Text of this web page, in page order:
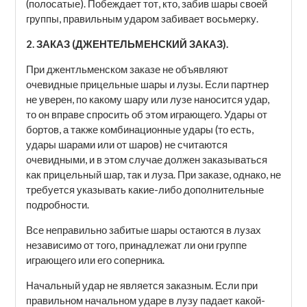
(полосатые). Побеждает тот, кто, забив шары своей
группы, правильным ударом забивает восьмерку.
2. ЗАКАЗ (ДЖЕНТЕЛЬМЕНСКИЙ ЗАКАЗ).
При джентльменском заказе не объявляют
очевидные прицельные шары и лузы. Если партнер
не уверен, по какому шару или лузе наносится удар,
то он вправе спросить об этом играющего. Удары от
бортов, а также комбинационные удары (то есть,
удары шарами или от шаров) не считаются
очевидными, и в этом случае должен заказываться
как прицельный шар, так и луза. При заказе, однако, не
требуется указывать какие-либо дополнительные
подробности.
Все неправильно забитые шары остаются в лузах
независимо от того, принадлежат ли они группе
играющего или его соперника.
Начальный удар не является заказным. Если при
правильном начальном ударе в лузу падает какой-